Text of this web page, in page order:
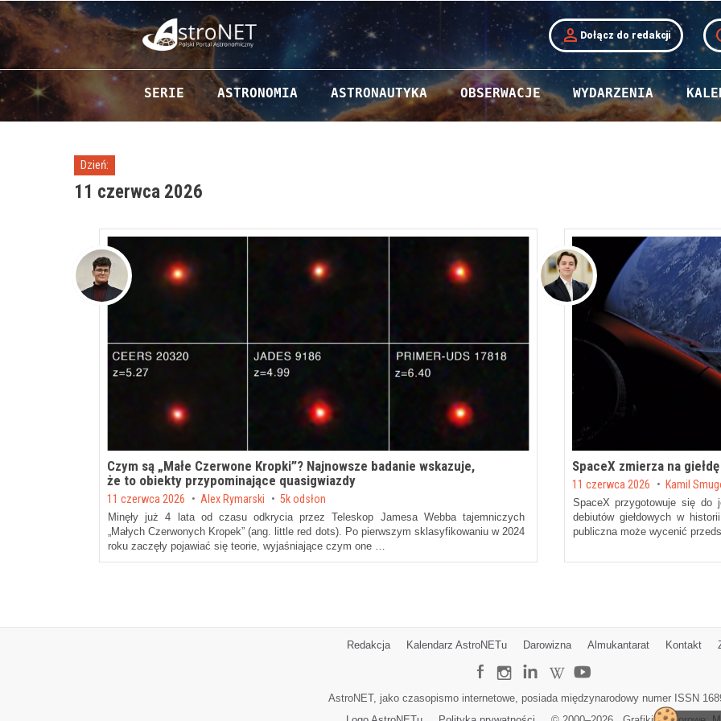
person Dołącz do redakcji
Przejdź do zawartości
SERIE ASTRONOMIA ASTRONAUTYKA OBSERWACJE WYDARZENIA
Dzień:
11 czerwca 2026
Czym są „Małe Czerwone Kropki”? Najnowsze badanie wskazuje,
że to obiekty przypominające quasigwiazdy
Posted on
11 czerwca 2026 by Alex Rymarski 5k odsłon
Minęły już 4 lata od czasu odkrycia przez Teleskop Jamesa Webba tajemniczych
„Małych Czerwonych Kropek” (ang. little red dots). Po pierwszym sklasyfikowaniu w 2024
roku zaczęły pojawiać się teorie, wyjaśniające czym one …
SpaceX zmierza na
Posted on
11 czerwca 2026 by Kamil
SpaceX przygotowuje się do
debiutów giełdowych w
publiczna może wycenić
Redakcja Kalendarz AstroNETu Darowizna Almukantarat Kontakt
AstroNET, jako czasopismo internetowe, posiada międzynarodowy numer ISSN